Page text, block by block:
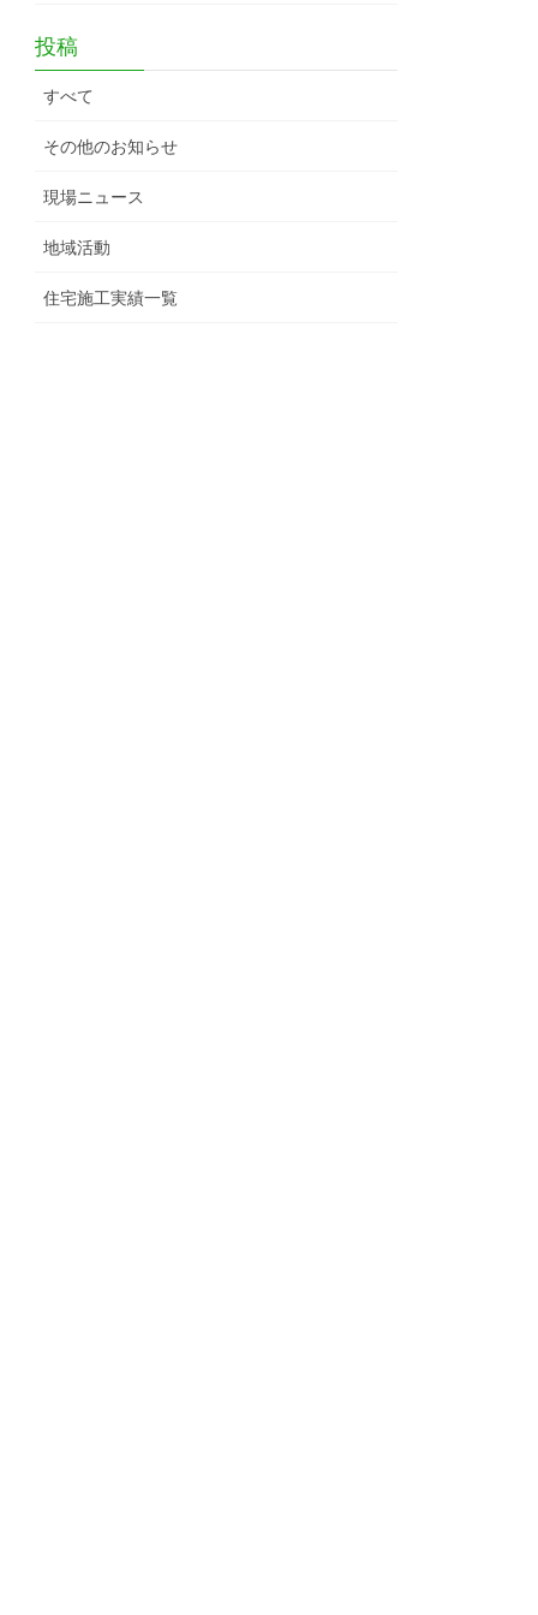
投稿
すべて
その他のお知らせ
現場ニュース
地域活動
住宅施工実績一覧